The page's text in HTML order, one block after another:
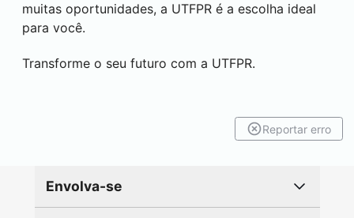
muitas oportunidades, a UTFPR é a escolha ideal
para você.
Transforme o seu futuro com a UTFPR.
Reportar erro
Envolva-se